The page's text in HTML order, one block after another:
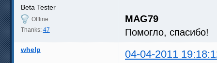
Beta Tester
Offline
Thanks: 47
MAG79
Помогло, спасибо!
whelp 04-04-2011